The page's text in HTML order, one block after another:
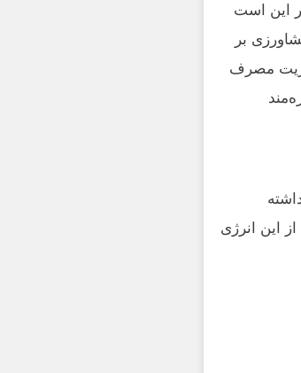
این است
بر
که در 5 ساعت مدیریت مصرف
این انرژی